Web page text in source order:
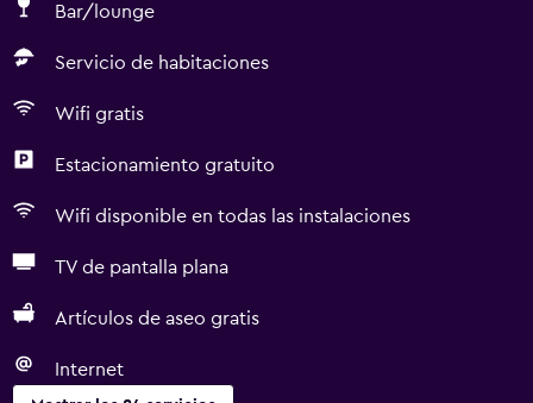
Bar/lounge
Servicio de habitaciones
Wifi gratis
Estacionamiento gratuito
Wifi disponible en todas las instalaciones
TV de pantalla plana
Artículos de aseo gratis
Internet